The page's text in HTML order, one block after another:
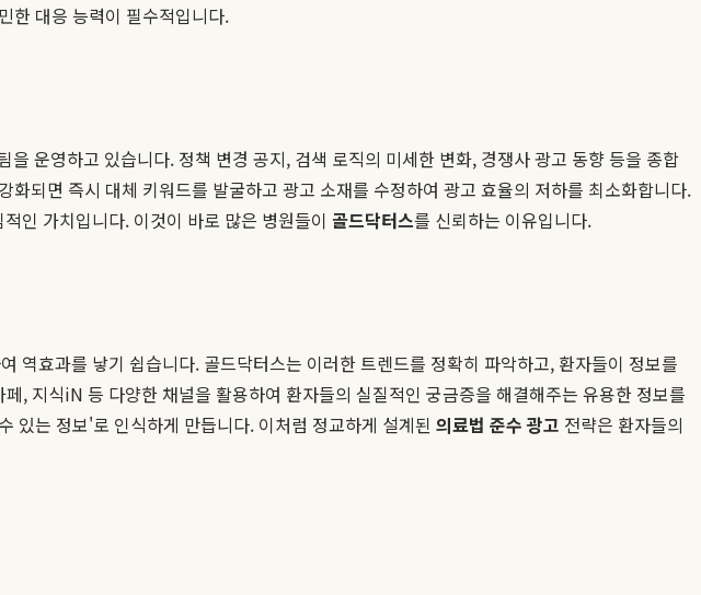
한 대응 능력이 필수적입니다.
운영하고 있습니다. 정책 변경 공지, 검색 로직의 미세한 변화, 경쟁사 광고 동향 등을 종합
되면 즉시 대체 키워드를 발굴하고 광고 소재를 수정하여 광고 효율의 저하를 최소화합니다.
인 가치입니다. 이것이 바로 많은 병원들이 골드닥터스를 신뢰하는 이유입니다.
역효과를 낳기 쉽습니다. 골드닥터스는 이러한 트렌드를 정확히 파악하고, 환자들이 정보를
, 지식iN 등 다양한 채널을 활용하여 환자들의 실질적인 궁금증을 해결해주는 유용한 정보를
있는 정보'로 인식하게 만듭니다. 이처럼 정교하게 설계된 의료법 준수 광고 전략은 환자들의